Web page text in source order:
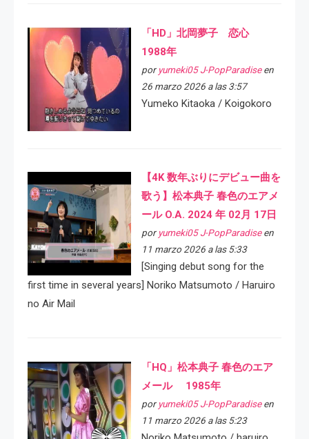
「HD」北岡夢子 恋心
1988年
por yumeki05 J-PopParadiseen
26 marzo 2026 a las 3:57
Yumeko Kitaoka / Koigokoro
【4K 数年ぶりにデビュー曲を
歌う】松本典子 春色のエアメ
ール O.A. 2024 年 02月 17日
por yumeki05 J-PopParadiseen
11 marzo 2026 a las 5:33
[Singing debut song for the
first time in several years] Noriko Matsumoto / Haruiro
no Air Mail
「HQ」松本典子 春色のエア
メール 1985年
por yumeki05 J-PopParadiseen
11 marzo 2026 a las 5:23